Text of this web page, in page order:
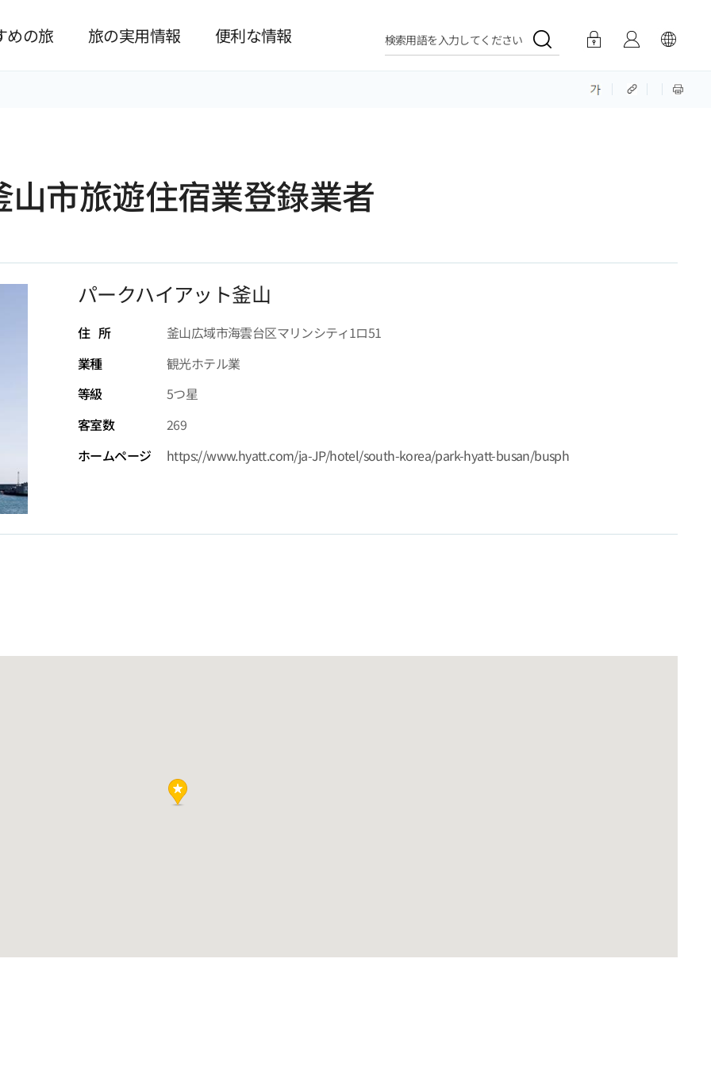
めの旅 旅の実用情報 便利な情報 検索用語を入力してください
山市旅遊住宿業登錄業者
パークハイアット釜山
住 所
釜山広域市海雲台区マリンシティ1ロ51
業種
観光ホテル業
等級
5つ星
客室数
269
ホームページ
https://www.hyatt.com/ja-JP/hotel/south-korea/park-hyatt-busan/busph